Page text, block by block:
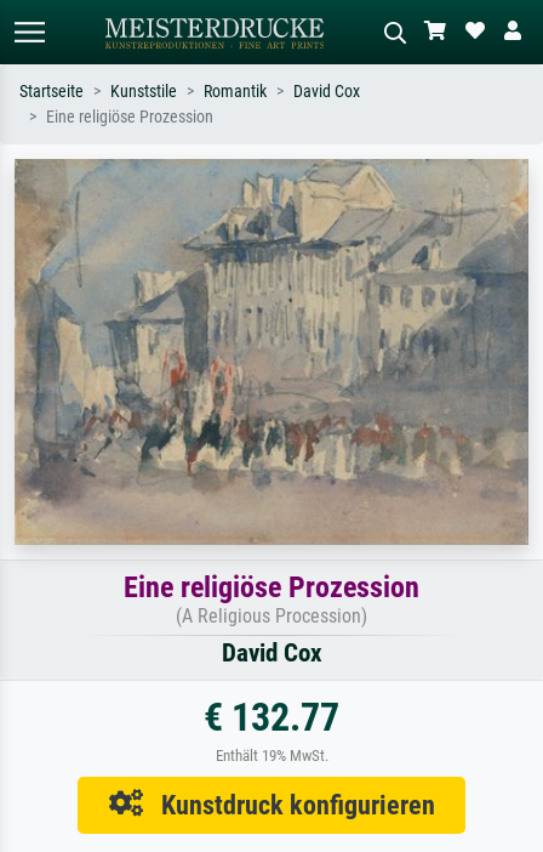
Suchen Sie nach Künstlern, Werktiteln
oder Stilen – z.B. Monet,
Sternennacht, Impressionismus, Welle
Hokusai, Akt.
Beschreiben Sie die Szene – z.B. Grüne
Wiese, Abstrakt mit viel Rot, Dunkles
Ölgemälde, Stehender Akt neben einem
Baum.
Startseite Kunststile Romantik
David Cox
Eine religiöse Prozession
Eine religiöse Prozession
(A Religious Procession)
David Cox
€ 132.77
Enthält 19% MwSt.
Kunstdruck konfigurieren